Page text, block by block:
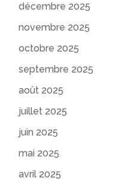
décembre 2025
novembre 2025
octobre 2025
septembre 2025
août 2025
juillet 2025
juin 2025
mai 2025
avril 2025